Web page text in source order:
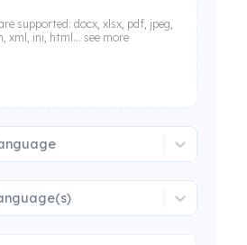
supported: docx, xlsx, pdf, jpeg,
xml, ini, html... see more